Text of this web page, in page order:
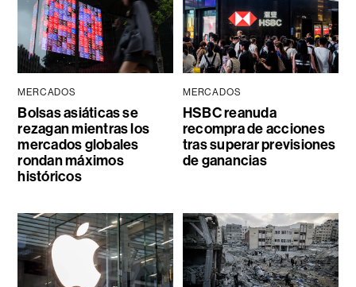
MERCADOS
Bolsas asiáticas se
rezagan mientras los
mercados globales
rondan máximos
históricos
MERCADOS
HSBC reanuda
recompra de acciones
tras superar previsiones
de ganancias